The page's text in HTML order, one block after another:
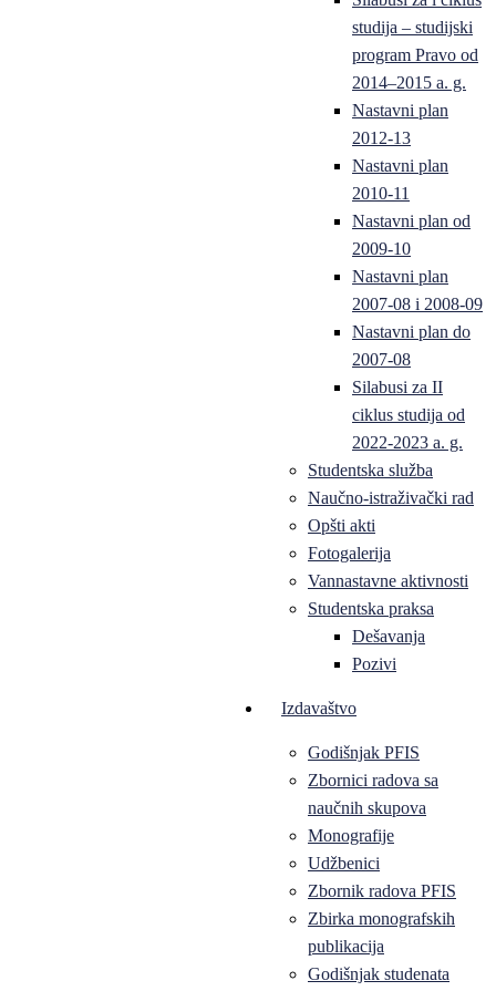
studija – studijski
program Pravo od
2014–2015 a. g.
Nastavni plan
2012-13
Nastavni plan
2010-11
Nastavni plan od
2009-10
Nastavni plan
2007-08 i 2008-09
Nastavni plan do
2007-08
Silabusi za II
ciklus studija od
2022-2023 a. g.
Studentska služba
Naučno-istraživački rad
Opšti akti
Fotogalerija
Vannastavne aktivnosti
Studentska praksa
Dešavanja
Pozivi
Izdavaštvo
Godišnjak PFIS
Zbornici radova sa
naučnih skupova
Monografije
Udžbenici
Zbornik radova PFIS
Zbirka monografskih
publikacija
Godišnjak studenata